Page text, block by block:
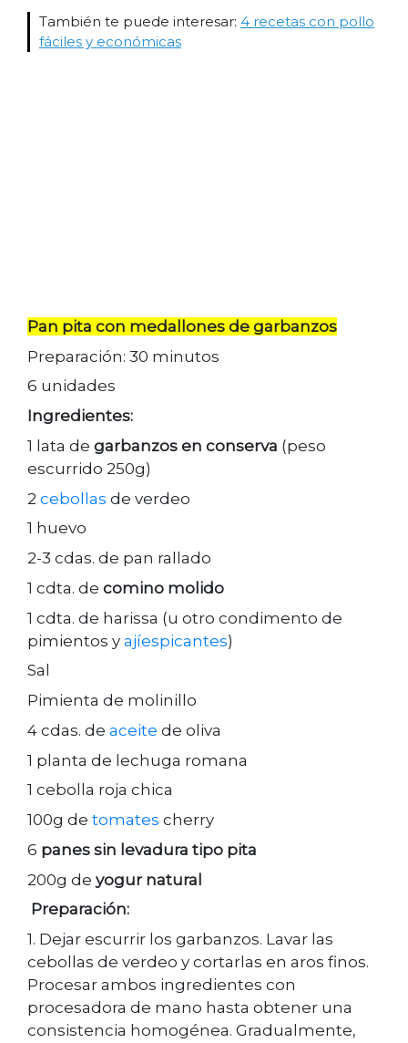
También te puede interesar: 4 recetas con pollo
fáciles y económicas
Pan pita con medallones de garbanzos
Preparación: 30 minutos
6 unidades
Ingredientes:
1 lata de garbanzos en conserva (peso
escurrido 250g)
2 cebollas de verdeo
1 huevo
2-3 cdas. de pan rallado
1 cdta. de comino molido
1 cdta. de harissa (u otro condimento de
pimientos y ajíespicantes)
Sal
Pimienta de molinillo
4 cdas. de aceite de oliva
1 planta de lechuga romana
1 cebolla roja chica
100g de tomates cherry
6 panes sin levadura tipo pita
200g de yogur natural
Preparación:
1. Dejar escurrir los garbanzos. Lavar las
cebollas de verdeo y cortarlas en aros finos.
Procesar ambos ingredientes con
procesadora de mano hasta obtener una
consistencia homogénea. Gradualmente,